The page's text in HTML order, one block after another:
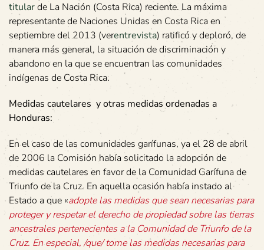
titularde La Nación (Costa Rica) reciente. La máxima
representante de Naciones Unidas en Costa Rica en
septiembre del 2013 (verentrevista) ratificó y deploró, de
manera más general, la situación de discriminación y
abandono en la que se encuentran las comunidades
indígenas de Costa Rica.
Medidas cautelares y otras medidas ordenadas a
Honduras:
En el caso de las comunidades garífunas, ya el 28 de abril
de 2006 la Comisión había solicitado la adopción de
medidas cautelares en favor de la Comunidad Garífuna de
Triunfo de la Cruz. En aquella ocasión había instado al
Estado a que «adopte las medidas que sean necesarias para
proteger y respetar el derecho de propiedad sobre las tierras
ancestrales pertenecientes a la Comunidad de Triunfo de la
Cruz. En especial, /que/ tome las medidas necesarias para